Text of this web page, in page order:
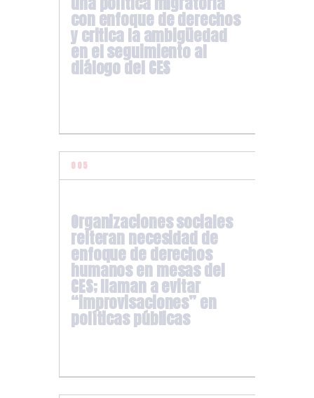
con enfoque de derechos
y critica la ambigüedad
en el seguimiento al
diálogo del CES
Organizaciones sociales
reiteran necesidad de
enfoque de derechos
humanos en mesas del
CES; llaman a evitar
“improvisaciones” en
políticas públicas